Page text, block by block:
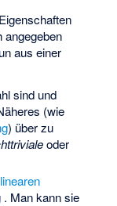
angegeben
aus einer
sind und
(wie
) überzu
oder
linearen
. Man kann sie